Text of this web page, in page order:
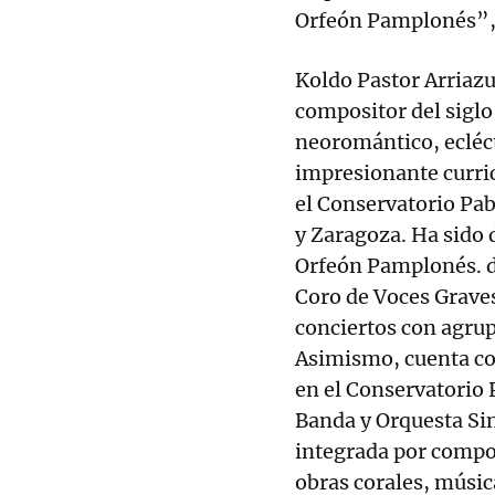
Orfeón
Koldo Pastor
compositor del
neoromántico,
impresionante
el Conservatorio
y Zaragoza. Ha
Orfeón Pamplonés.
Coro de Voces
conciertos con
Asimismo, cuenta
en el Conservatorio
Banda y Orquesta
integrada por
obras corales,